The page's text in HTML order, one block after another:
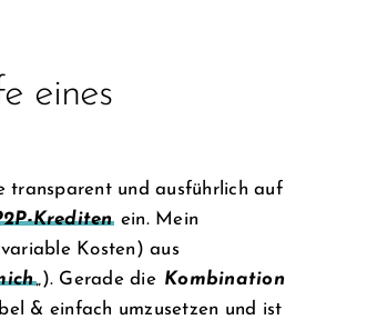
eines
transparent und ausführlich auf
Krediten ein. Mein
Kosten) aus
„). Gerade die Kombination
& einfach umzusetzen und ist